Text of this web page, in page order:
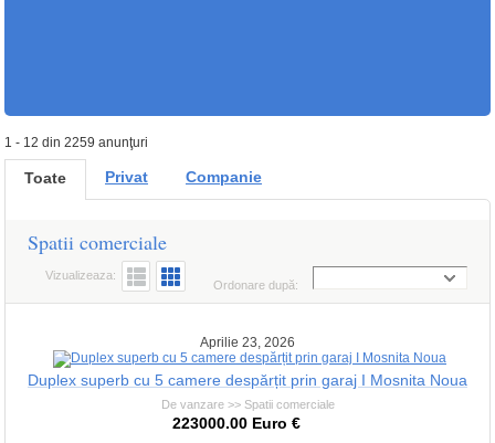
1 - 12 din 2259 anunţuri
Toate Privat Companie
Spatii comerciale
Ordonare după:
Vizualizeaza:
Aprilie 23, 2026
Duplex superb cu 5 camere despărțit prin garaj I Mosnita Noua
De vanzare >> Spatii comerciale
223000.00 Euro €